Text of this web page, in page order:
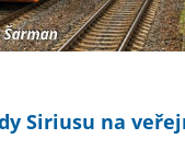
Siriusu na